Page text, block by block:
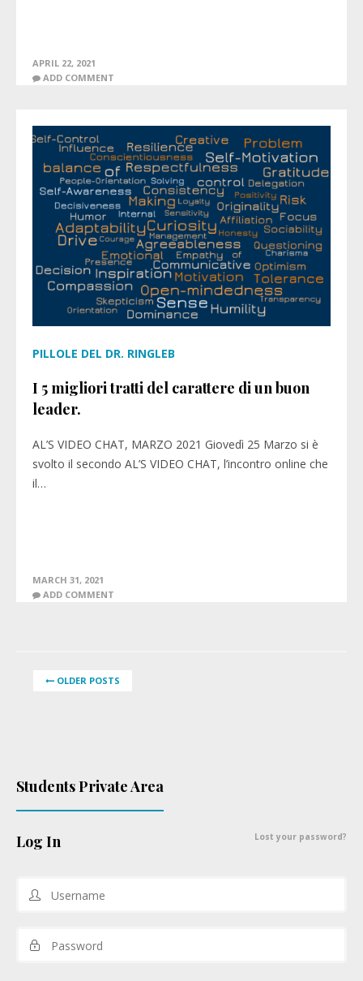
APRIL 22, 2021
ADD COMMENT
PILLOLE DEL DR. RINGLEB
I 5 migliori tratti del carattere di un buon
leader.
AL’S VIDEO CHAT, MARZO 2021 Giovedì 25 Marzo si è
svolto il secondo AL’S VIDEO CHAT, l’incontro online che
il…
MARCH 31, 2021
ADD COMMENT
OLDER POSTS
Students Private Area
Log In Lost your password?